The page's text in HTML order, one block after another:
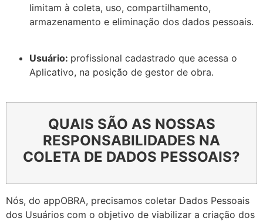
limitam à coleta, uso, compartilhamento,
armazenamento e eliminação dos dados pessoais.
Usuário: profissional cadastrado que acessa o
Aplicativo, na posição de gestor de obra.
QUAIS SÃO AS NOSSAS
RESPONSABILIDADES NA
COLETA DE DADOS PESSOAIS?
Nós, do appOBRA, precisamos coletar Dados Pessoais
dos Usuários com o objetivo de viabilizar a criação dos